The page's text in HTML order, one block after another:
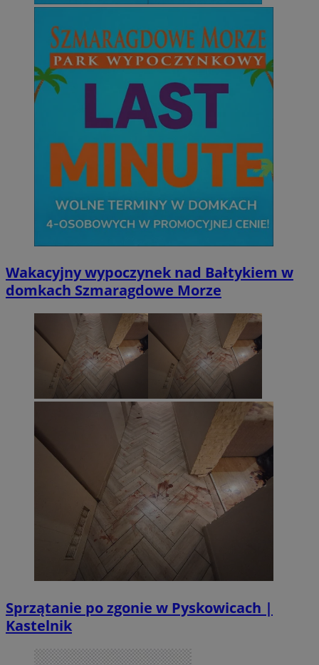
Wakacyjny wypoczynek nad Bałtykiem w
domkach Szmaragdowe Morze
Sprzątanie po zgonie w Pyskowicach |
Kastelnik